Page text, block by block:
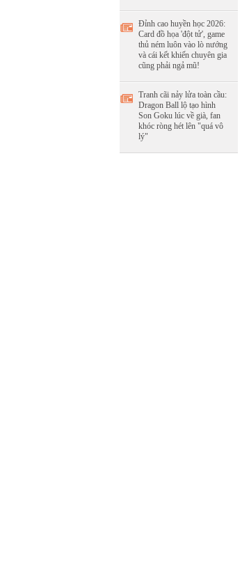
Đỉnh cao huyền học 2026:
Card đồ họa 'đột tử', game
thủ ném luôn vào lò nướng
và cái kết khiến chuyên gia
cũng phải ngả mũ!
Tranh cãi nảy lửa toàn cầu:
Dragon Ball lộ tạo hình
Son Goku lúc về già, fan
khóc ròng hét lên "quá vô
lý"